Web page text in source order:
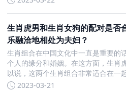
生肖虎男和生肖女狗的配对是否
乐融洽地相处为夫妇？
生肖组合在中国文化中一直是重要的
个人的缘分和婚姻。在这方面，生肖
以说，这两个生肖组合非常适合在一
进之外，还要注意互相爱恋，互相理
2023-03-21